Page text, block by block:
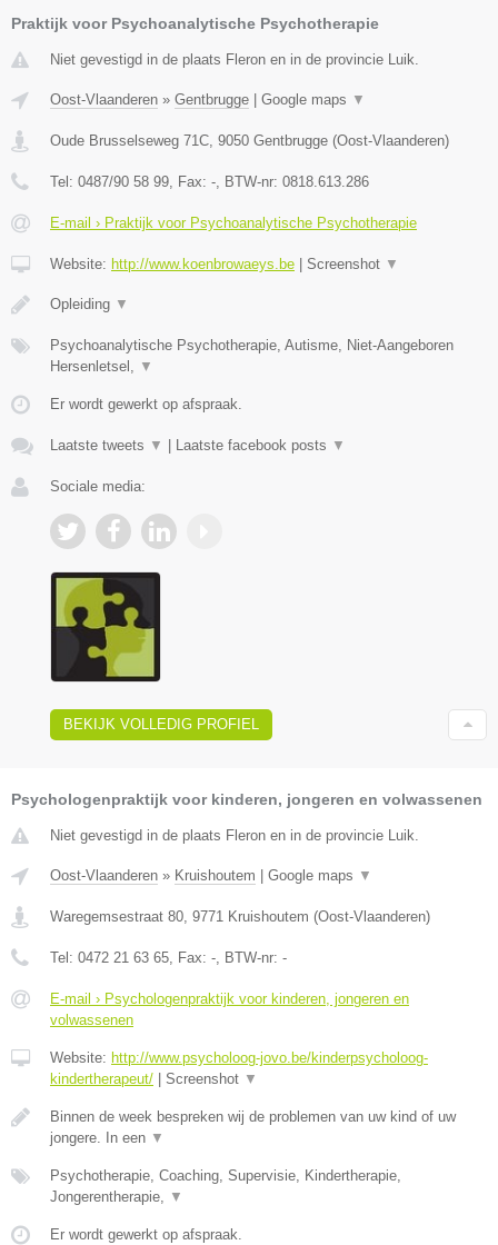
Praktijk voor Psychoanalytische Psychotherapie
Niet gevestigd in de plaats Fleron en in de provincie Luik.
Oost-Vlaanderen » Gentbrugge Google maps ▼
Oude Brusselseweg 71C, 9050 Gentbrugge (Oost-Vlaanderen)
Tel: 0487/90 58 99, Fax: -, BTW-nr: 0818.613.286
E-mail › Praktijk voor Psychoanalytische Psychotherapie
Website: http://www.koenbrowaeys.be Screenshot ▼
Opleiding ▼
Psychoanalytische Psychotherapie, Autisme, Niet-Aangeboren
Hersenletsel, ▼
Er wordt gewerkt op afspraak.
Laatste tweets ▼ Laatste facebook posts ▼
Sociale media:
BEKIJK VOLLEDIG PROFIEL
Psychologenpraktijk voor kinderen, jongeren en volwassenen
Niet gevestigd in de plaats Fleron en in de provincie Luik.
Oost-Vlaanderen » Kruishoutem Google maps ▼
Waregemsestraat 80, 9771 Kruishoutem (Oost-Vlaanderen)
Tel: 0472 21 63 65, Fax: -, BTW-nr: -
E-mail › Psychologenpraktijk voor kinderen, jongeren en
volwassenen
Website: http://www.psycholoog-jovo.be/kinderpsycholoog-
kindertherapeut/
Screenshot ▼
Binnen de week bespreken wij de problemen van uw kind of uw
jongere. In een ▼
Psychotherapie, Coaching, Supervisie, Kindertherapie,
Jongerentherapie, ▼
Er wordt gewerkt op afspraak.